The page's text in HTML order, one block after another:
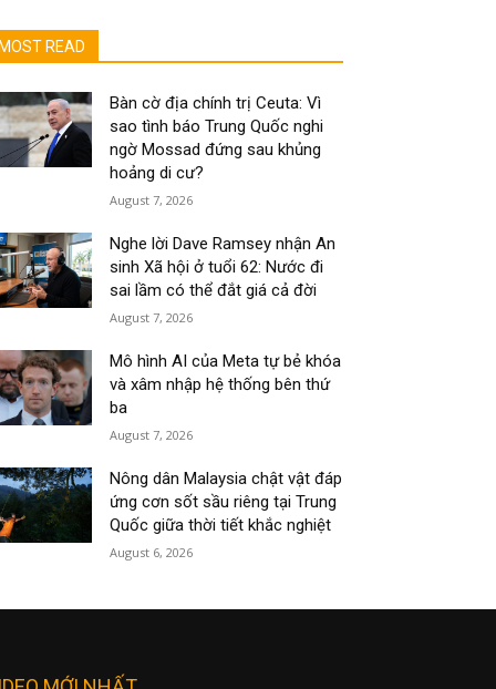
MOST READ
Bàn cờ địa chính trị Ceuta: Vì
sao tình báo Trung Quốc nghi
ngờ Mossad đứng sau khủng
hoảng di cư?
August 7, 2026
Nghe lời Dave Ramsey nhận An
sinh Xã hội ở tuổi 62: Nước đi
sai lầm có thể đắt giá cả đời
August 7, 2026
Mô hình AI của Meta tự bẻ khóa
và xâm nhập hệ thống bên thứ
ba
August 7, 2026
Nông dân Malaysia chật vật đáp
ứng cơn sốt sầu riêng tại Trung
Quốc giữa thời tiết khắc nghiệt
August 6, 2026